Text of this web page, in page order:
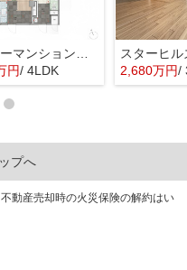
ロッコーマンション東観音
円/ 4LDK
スターヒル
2,680万円/
プへ
不動産売却時の火災保険の解約はい